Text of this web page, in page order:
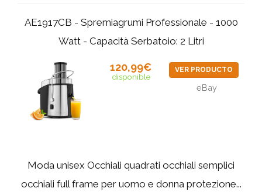
AE1917CB - Spremiagrumi Professionale - 1000
Watt - Capacità Serbatoio: 2 Litri
120,99€
disponible
VER PRODUCTO
eBay
Moda unisex Occhiali quadrati occhiali semplici
occhiali full frame per uomo e donna protezione...